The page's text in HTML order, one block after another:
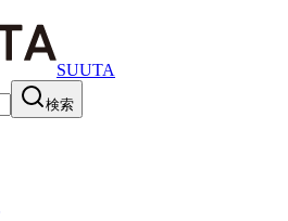
SUUTA
検索